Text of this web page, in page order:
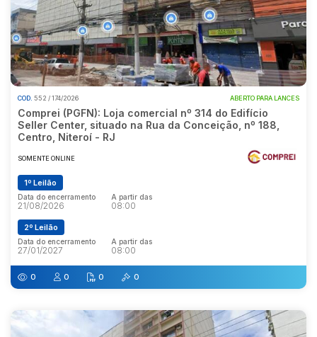
COD. 552 / 174/2026 ABERTO PARA LANCES
Comprei (PGFN): Loja comercial nº 314 do Edifício
Seller Center, situado na Rua da Conceição, nº 188,
Centro, Niteroí - RJ
SOMENTE ONLINE
1º Leilão
Data do encerramento
21/08/2026
A partir das
08:00
2º Leilão
Data do encerramento
27/01/2027
A partir das
08:00
0 0 0 0